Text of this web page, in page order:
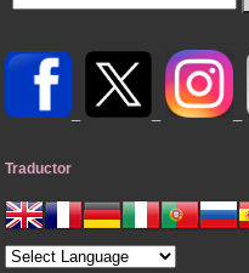
Traductor